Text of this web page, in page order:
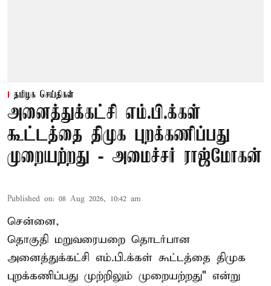
தமிழக செய்திகள்
அனைத்துக்கட்சி எம்.பி.க்கள்
கூட்டத்தை திமுக புறக்கணிப்பது
முறையற்றது - அமைச்சர் ராஜ்மோகன்
Published on: 08 Aug 2026, 10:42 am
சென்னை,
தொகுதி மறுவரையறை தொடர்பான
அனைத்துக்கட்சி எம்.பி.க்கள் கூட்டத்தை திமுக
புறக்கணிப்பது முற்றிலும் முறையற்றது" என்று